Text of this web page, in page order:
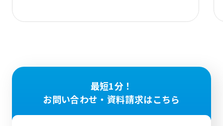
最短1分！
お問い合わせ・資料請求はこちら